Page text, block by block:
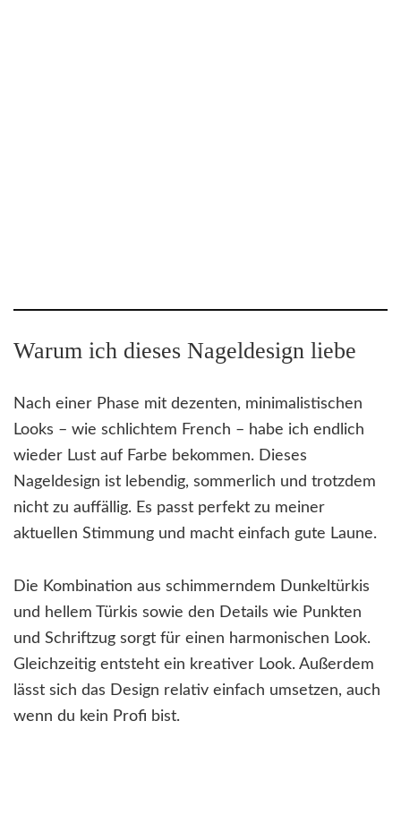
Warum ich dieses Nageldesign liebe
Nach einer Phase mit dezenten, minimalistischen
Looks – wie schlichtem French – habe ich endlich
wieder Lust auf Farbe bekommen. Dieses
Nageldesign ist lebendig, sommerlich und trotzdem
nicht zu auffällig. Es passt perfekt zu meiner
aktuellen Stimmung und macht einfach gute Laune.
Die Kombination aus schimmerndem Dunkeltürkis
und hellem Türkis sowie den Details wie Punkten
und Schriftzug sorgt für einen harmonischen Look.
Gleichzeitig entsteht ein kreativer Look. Außerdem
lässt sich das Design relativ einfach umsetzen, auch
wenn du kein Profi bist.